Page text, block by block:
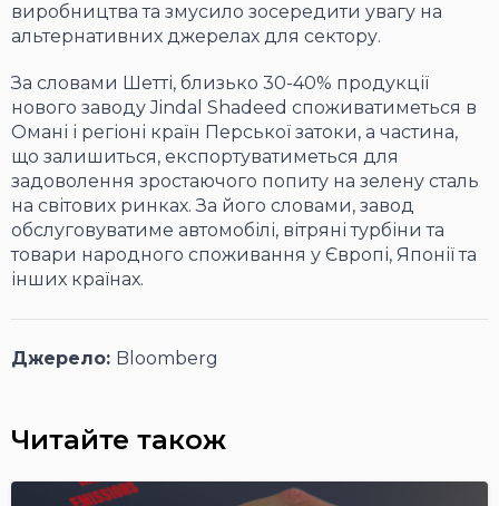
виробництва та змусило зосередити увагу на
альтернативних джерелах для сектору.
За словами Шетті, близько 30-40% продукції
нового заводу Jindal Shadeed споживатиметься в
Омані і регіоні країн Перської затоки, а частина,
що залишиться, експортуватиметься для
задоволення зростаючого попиту на зелену сталь
на світових ринках. За його словами, завод
обслуговуватиме автомобілі, вітряні турбіни та
товари народного споживання у Європі, Японії та
інших країнах.
Джерело: Bloomberg
Читайте також